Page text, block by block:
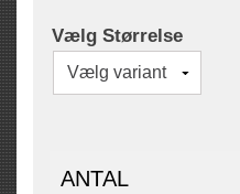
Vælg Størrelse
ANTAL